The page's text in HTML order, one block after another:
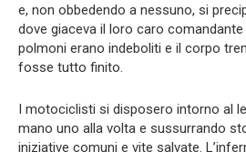
e, non obbedendo a nessuno, si
dove giaceva il loro caro
polmoni erano indeboliti e il corpo
fosse tutto finito.
I motociclisti si disposero intorno al
mano uno alla volta e sussurrando
iniziative comuni e vite salvate.